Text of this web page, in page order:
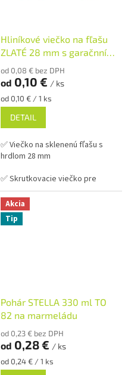
✅ Ideálne na domáci med,
ovocie alebo zeleninu
✅ Paletu za výhodnejšiu cenu
objednajte
Hliníkové viečko na fľašu
ZLATÉ 28 mm s garačnním
krúžkom
od 0,08 € bez DPH
od 0,10 € / ks
Jednotková
cena:
od 0,10 € / 1 ks
DETAIL
✅ Viečko na sklenenú fľašu s
hrdlom 28 mm
✅ Skrutkovacie viečko pre
ľahké otvorenie fľaše
✅ Hliníkové viečko
(garančím) krúžkom
Akcia
Tip
Pohár STELLA 330 ml TO
82 na marmeládu
od 0,23 € bez DPH
od 0,28 € / ks
Jednotková
cena:
od 0,24 € / 1 ks